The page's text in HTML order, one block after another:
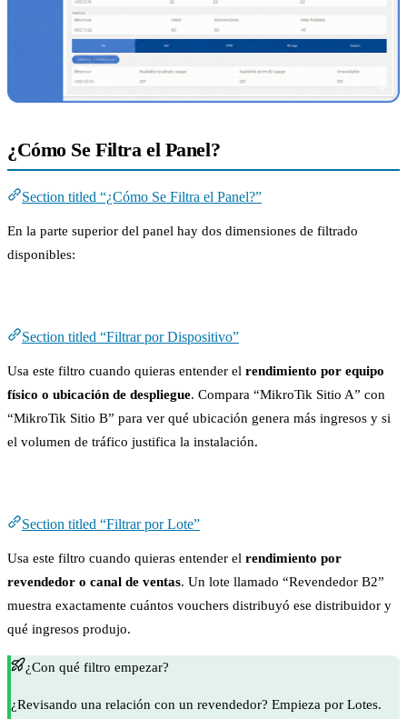
¿Cómo Se Filtra el Panel?
Section titled “¿Cómo Se Filtra el Panel?”
En la parte superior del panel hay dos dimensiones de filtrado
disponibles:
Section titled “Filtrar por Dispositivo”
Usa este filtro cuando quieras entender el rendimiento por equipo
físico o ubicación de despliegue. Compara “MikroTik Sitio A” con
“MikroTik Sitio B” para ver qué ubicación genera más ingresos y si
el volumen de tráfico justifica la instalación.
Section titled “Filtrar por Lote”
Usa este filtro cuando quieras entender el rendimiento por
revendedor o canal de ventas. Un lote llamado “Revendedor B2”
muestra exactamente cuántos vouchers distribuyó ese distribuidor y
qué ingresos produjo.
¿Con qué filtro empezar?
¿Revisando una relación con un revendedor? Empieza por Lotes.